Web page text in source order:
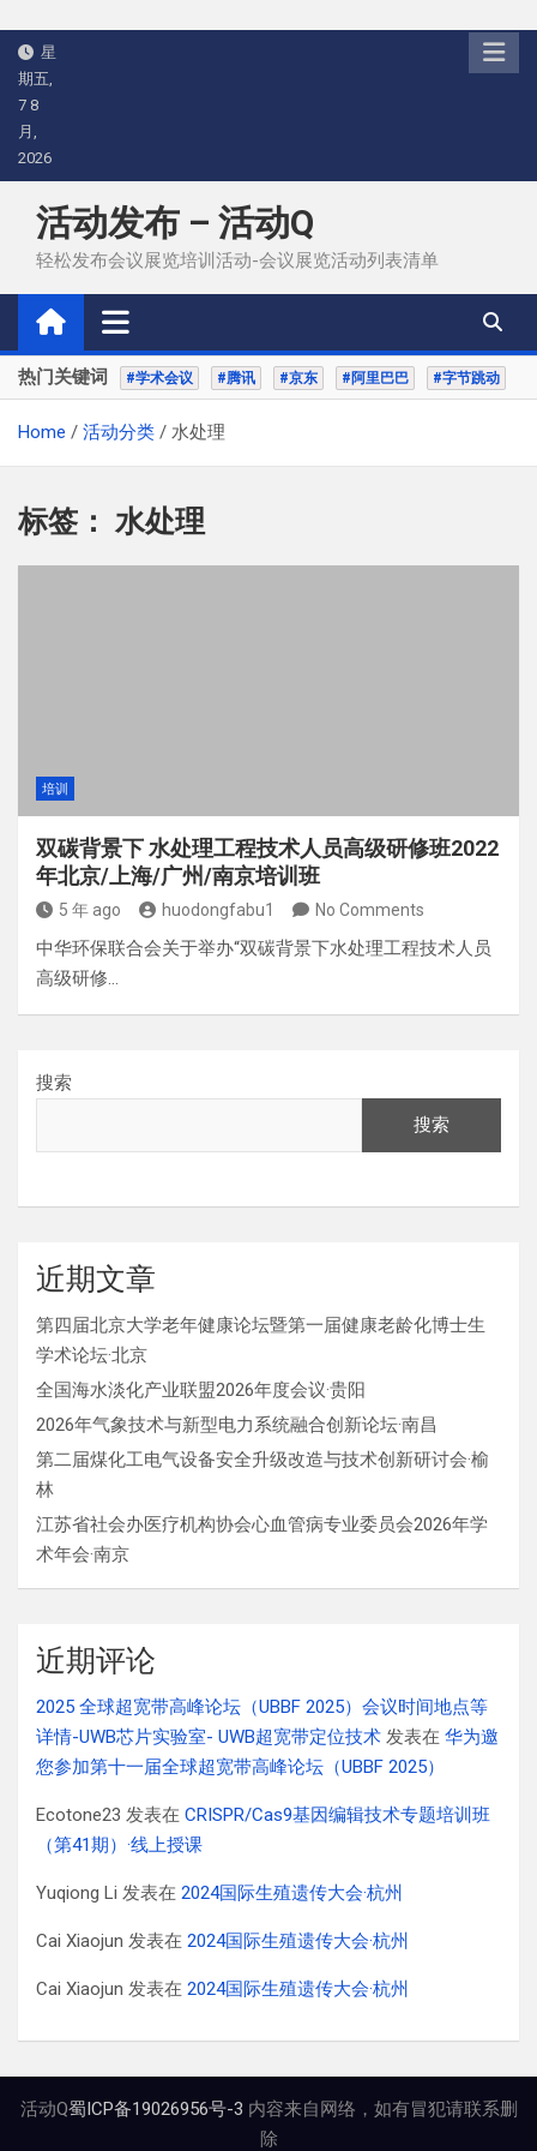
Skip
content
星
期五,
7 8
月,
2026
活动发布 – 活动Q
轻松发布会议展览培训活动-会议展览活动列表清单
热门关键词 #学术会议 #腾讯 #京东 #阿里巴巴 #字节跳动
Home 活动分类 水处理
标签： 水处理
培训
双碳背景下 水处理工程技术人员高级研修班2022
年北京/上海/广州/南京培训班
5 年 ago huodongfabu1 No Comments
中华环保联合会关于举办“双碳背景下水处理工程技术人员
高级研修…
搜索
搜索
近期文章
第四届北京大学老年健康论坛暨第一届健康老龄化博士生
学术论坛·北京
全国海水淡化产业联盟2026年度会议·贵阳
2026年气象技术与新型电力系统融合创新论坛·南昌
第二届煤化工电气设备安全升级改造与技术创新研讨会·榆
林
江苏省社会办医疗机构协会心血管病专业委员会2026年学
术年会·南京
近期评论
2025 全球超宽带高峰论坛（UBBF 2025）会议时间地点等
详情-UWB芯片实验室- UWB超宽带定位技术 发表在 华为邀
您参加第十一届全球超宽带高峰论坛（UBBF 2025）
Ecotone23 发表在 CRISPR/Cas9基因编辑技术专题培训班
（第41期）·线上授课
Yuqiong Li 发表在 2024国际生殖遗传大会·杭州
Cai Xiaojun 发表在 2024国际生殖遗传大会·杭州
Cai Xiaojun 发表在 2024国际生殖遗传大会·杭州
活动Q蜀ICP备19026956号-3 内容来自网络，如有冒犯请联系删
除